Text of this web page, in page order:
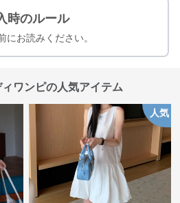
時のルール
にお読みください。
ワンピの人気アイテム
人気